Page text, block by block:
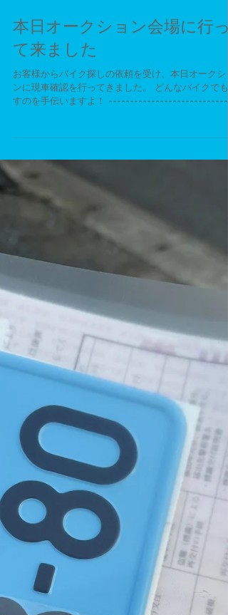
本日オークション会場に行っ
て来ました
お客様からバイク探しの依頼を受け、本日オークシ
ンに現車確認を行ってきました。 どんなバイクでも
すのを手伝いますよ！
---------------------------------...